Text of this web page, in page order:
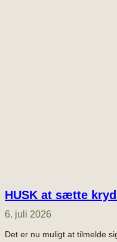
HUSK at sætte
6. juli 2026
Det er nu muligt at tilmelde